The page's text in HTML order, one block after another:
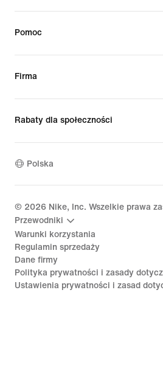
Pomoc
Firma
Rabaty dla społeczności
Polska
© 2026 Nike, Inc. Wszelkie prawa
Przewodniki
Warunki korzystania
Regulamin sprzedaży
Dane firmy
Polityka prywatności i zasady
Ustawienia prywatności i zasad